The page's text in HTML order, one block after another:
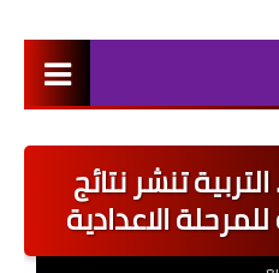
اخبار القطاع العام
اخبار القطاع الخاص
تنشر نتائج
الاعدادية